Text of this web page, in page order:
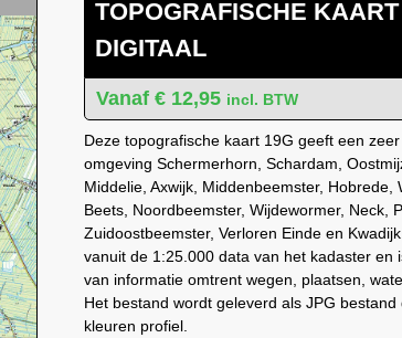
TOPOGRAFISCHE
DIGITAAL
€ 12,95 incl. BTW
Deze topografische kaart 19G geeft een
omgeving Schermerhorn, Schardam,
Middelie, Axwijk, Middenbeemster, Hobrede,
Beets, Noordbeemster, Wijdewormer, Neck,
Zuidoostbeemster, Verloren Einde en
vanuit de 1:25.000 data van het kadaster en
van informatie omtrent wegen, plaatsen,
Het bestand wordt geleverd als JPG
kleuren profiel.